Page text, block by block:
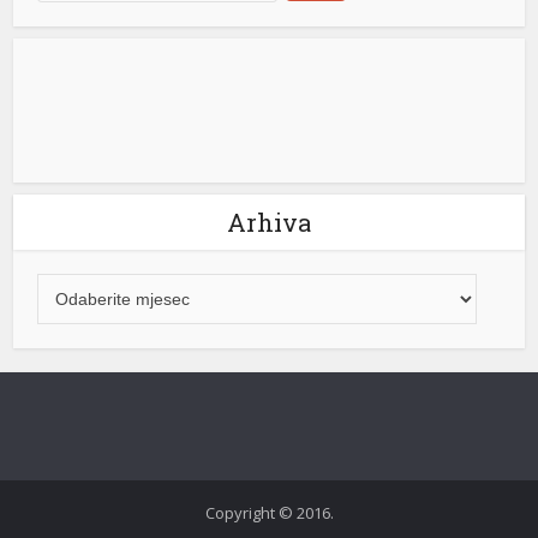
Arhiva
Copyright © 2016.